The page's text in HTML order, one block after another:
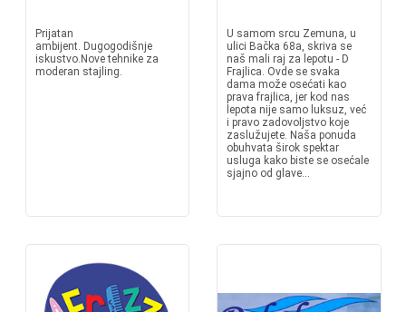
Prijatan
ambijent. Dugogodišnje
iskustvo.Nove tehnike za
moderan stajling.
U samom srcu Zemuna, u
ulici Bačka 68a, skriva se
naš mali raj za lepotu - D
Frajlica. Ovde se svaka
dama može osećati kao
prava frajlica, jer kod nas
lepota nije samo luksuz, već
i pravo zadovoljstvo koje
zaslužujete. Naša ponuda
obuhvata širok spektar
usluga kako biste se osećale
sjajno od glave...